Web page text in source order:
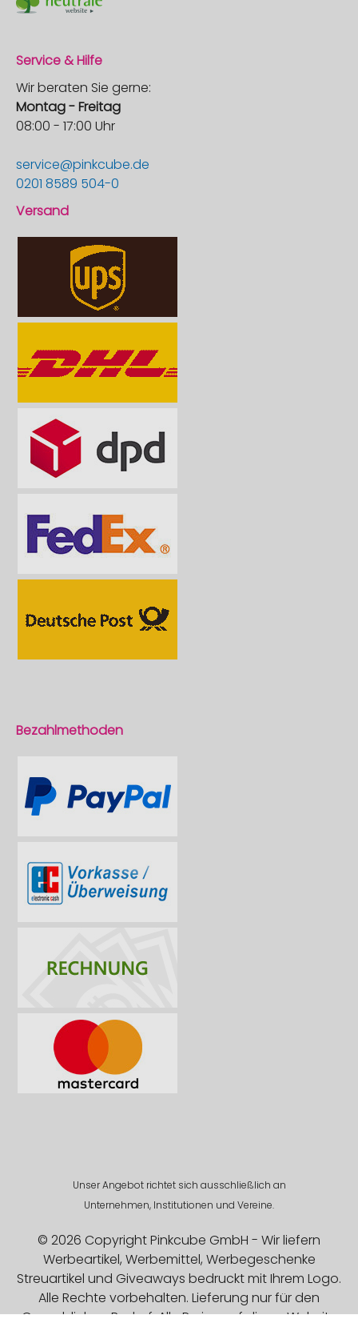
Service & Hilfe
Wir beraten Sie gerne:
Montag - Freitag
08:00 - 17:00 Uhr
service@pinkcube.de
0201 8589 504-0
Versand
Bezahlmethoden
Unser Angebot richtet sich ausschließlich an
Unternehmen, Institutionen und Vereine.
© 2026 Copyright Pinkcube GmbH - Wir liefern
Werbeartikel, Werbemittel, Werbegeschenke
Streuartikel und Giveaways bedruckt mit Ihrem Logo.
Alle Rechte vorbehalten. Lieferung nur für den
Gewerblichen Bedarf. Alle Preise auf dieser Website